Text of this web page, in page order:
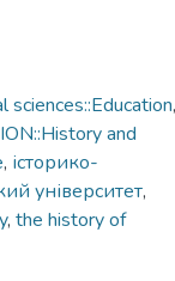
sciences::Education,
and
, історико-
університет,
, the history of